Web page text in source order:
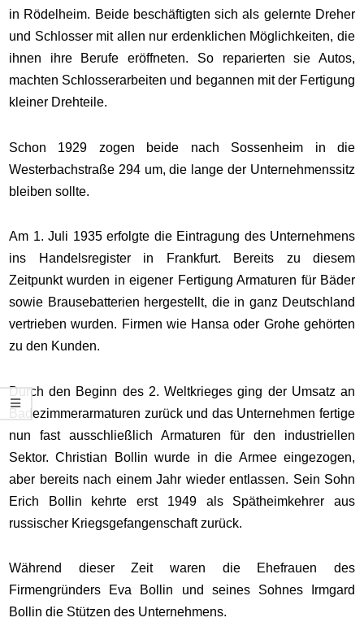
in Rödelheim. Beide beschäftigten sich als gelernte Dreher
und Schlosser mit allen nur erdenklichen Möglichkeiten, die
ihnen ihre Berufe eröffneten. So reparierten sie Autos,
machten Schlosserarbeiten und begannen mit der Fertigung
kleiner Drehteile.
Schon 1929 zogen beide nach Sossenheim in die
Westerbachstraße 294 um, die lange der Unternehmenssitz
bleiben sollte.
Am 1. Juli 1935 erfolgte die Eintragung des Unternehmens
ins Handelsregister in Frankfurt. Bereits zu diesem
Zeitpunkt wurden in eigener Fertigung Armaturen für Bäder
sowie Brausebatterien hergestellt, die in ganz Deutschland
vertrieben wurden. Firmen wie Hansa oder Grohe gehörten
zu den Kunden.
Durch den Beginn des 2. Weltkrieges ging der Umsatz an
Badezimmerarmaturen zurück und das Unternehmen fertige
nun fast ausschließlich Armaturen für den industriellen
Sektor. Christian Bollin wurde in die Armee eingezogen,
aber bereits nach einem Jahr wieder entlassen. Sein Sohn
Erich Bollin kehrte erst 1949 als Spätheimkehrer aus
russischer Kriegsgefangenschaft zurück.
Während dieser Zeit waren die Ehefrauen des
Firmengründers Eva Bollin und seines Sohnes Irmgard
Bollin die Stützen des Unternehmens.